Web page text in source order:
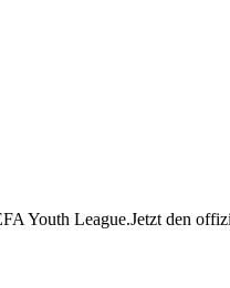
Youth League.Jetzt den